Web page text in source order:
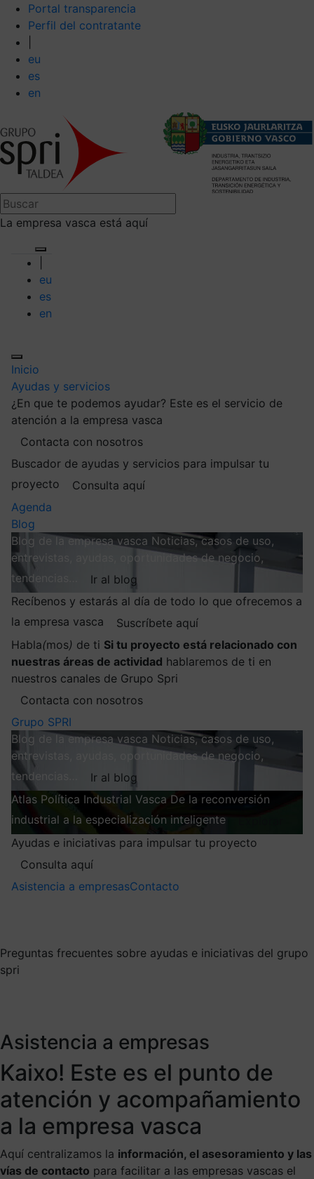
Portal transparencia
Perfil del contratante
eu
es
en
La empresa vasca está aquí
eu
es
en
Inicio
Ayudas y servicios
¿En que te podemos ayudar? Este es el servicio de
atención a la empresa vasca
Contacta con nosotros
Buscador de ayudas y servicios para impulsar tu
proyecto
Consulta aquí
Agenda
Blog
Blog de la empresa vasca Noticias, casos de uso,
entrevistas, ayudas, oportunidades de negocio,
tendencias…
Ir al blog
Recíbenos y estarás al día de todo lo que ofrecemos a
la empresa vasca
Suscríbete aquí
Habla(mos) de ti Si tu proyecto está relacionado con
nuestras áreas de actividad hablaremos de ti en
nuestros canales de Grupo Spri
Contacta con nosotros
Grupo SPRI
Blog de la empresa vasca Noticias, casos de uso,
entrevistas, ayudas, oportunidades de negocio,
tendencias…
Ir al blog
Atlas Política Industrial Vasca De la reconversión
industrial a la especialización inteligente
Ayudas e iniciativas para impulsar tu proyecto
Consulta aquí
Asistencia a empresasContacto
Preguntas frecuentes sobre ayudas e iniciativas del grupo
spri
Asistencia a empresas
Kaixo! Este es el punto de
atención y acompañamiento
a la empresa vasca
Aquí centralizamos la información, el asesoramiento y las
vías de contacto para facilitar a las empresas vascas el